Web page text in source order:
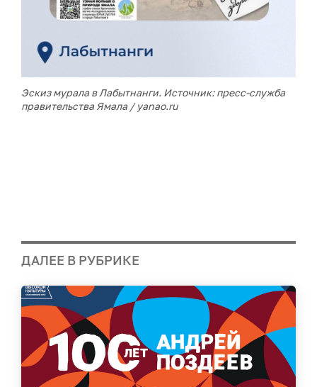
Эскиз мурала в Лабытнанги. Источник: пресс-служба
правительства Ямала / yanao.ru
ДАЛЕЕ В РУБРИКЕ